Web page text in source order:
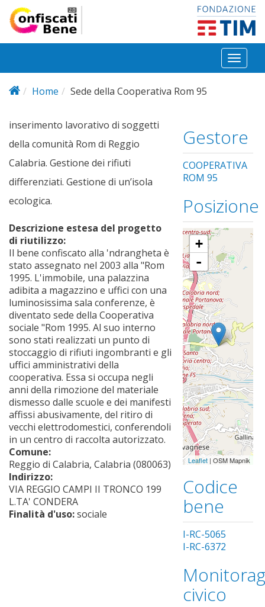
Salta al contenuto principale
Toggle
Home
Sede della Cooperativa Rom 95
inserimento lavorativo di soggetti
della comunità Rom di Reggio
Calabria. Gestione dei rifiuti
differenziati. Gestione di un’isola
ecologica.
Descrizione estesa del progetto
di riutilizzo:
Il bene confiscato alla 'ndrangheta è
stato assegnato nel 2003 alla "Rom
1995. L'immobile, una palazzina
adibita a magazzino e uffici con una
luminosissima sala conferenze, è
diventato sede della Cooperativa
sociale "Rom 1995. Al suo interno
sono stati realizzati un punto di
stoccaggio di rifiuti ingombranti e gli
uffici amministrativi della
cooperativa. Essa si occupa negli
anni della rimozione del materiale
dismesso dalle scuole e dei manifesti
affissi abusivamente, del ritiro di
vecchi elettrodomestici, conferendoli
in un centro di raccolta autorizzato.
Comune:
Reggio di Calabria, Calabria (080063)
Indirizzo:
VIA REGGIO CAMPI II TRONCO 199
L.TA' CONDERA
Finalità d'uso:sociale
Gestore
COOPERATIVA
ROM 95
Posizione
+
-
Leaflet| OSM Mapnik
Codice
bene
I-RC-5065
I-RC-6372
civico